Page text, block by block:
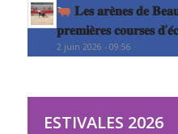
𝐋𝐞𝐬 𝐚𝐫𝐞̀𝐧𝐞𝐬 𝐝𝐞
𝐩𝐫𝐞𝐦𝐢𝐞̀𝐫𝐞𝐬 𝐜𝐨𝐮𝐫𝐬𝐞𝐬
2 juin 2026 - 09:56
ESTIVALES 2026